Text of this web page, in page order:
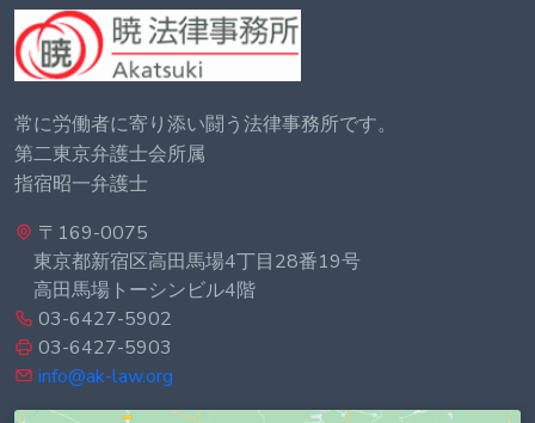
常に労働者に寄り添い闘う法律事務所です。
第二東京弁護士会所属
指宿昭一弁護士
〒169-0075
東京都新宿区高田馬場4丁目28番19号
高田馬場トーシンビル4階
03-6427-5902
03-6427-5903
info@ak-law.org